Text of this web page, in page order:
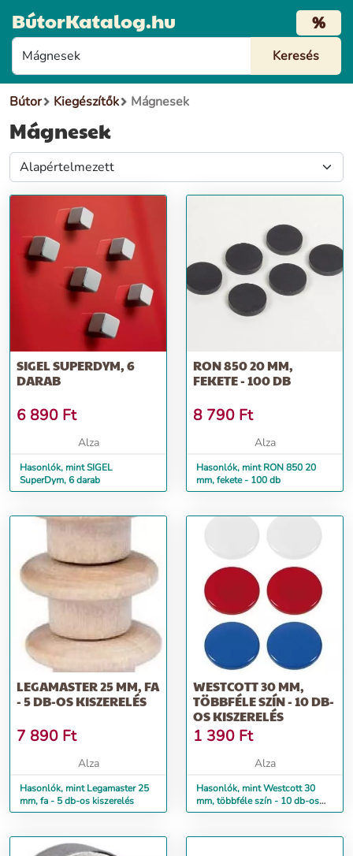
BútorKatalog.hu %
Bútor Kiegészítők Mágnesek
Mágnesek
SIGEL SUPERDYM, 6
DARAB
6 890 Ft
Alza
Hasonlók, mint SIGEL
SuperDym, 6 darab
RON 850 20 MM,
FEKETE - 100 DB
8 790 Ft
Alza
Hasonlók, mint RON 850 20
mm, fekete - 100 db
LEGAMASTER 25 MM, FA
- 5 DB-OS KISZERELÉS
7 890 Ft
Alza
Hasonlók, mint Legamaster 25
mm, fa - 5 db-os kiszerelés
WESTCOTT 30 MM,
TÖBBFÉLE SZÍN - 10 DB-
OS KISZERELÉS
1 390 Ft
Alza
Hasonlók, mint Westcott 30
mm, többféle szín - 10 db-os
kiszerelés